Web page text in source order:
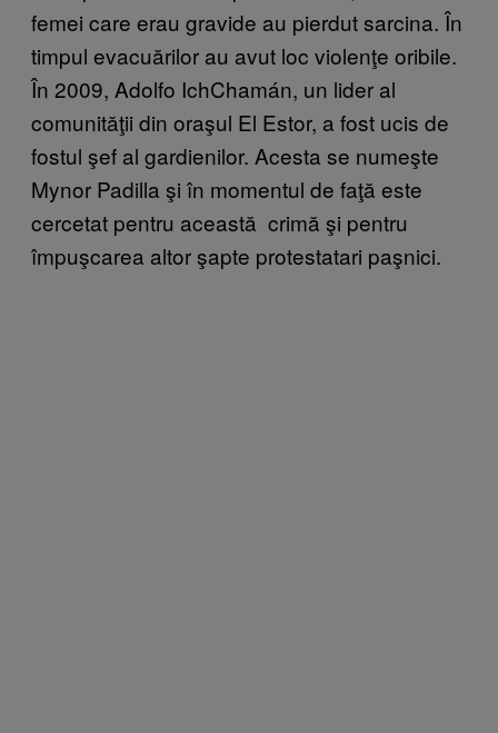
femei care erau gravide au pierdut sarcina. În
timpul evacuărilor au avut loc violenţe oribile.
În 2009, Adolfo IchChamán, un lider al
comunităţii din oraşul El Estor, a fost ucis de
fostul şef al gardienilor. Acesta se numeşte
Mynor Padilla şi în momentul de faţă este
cercetat pentru această crimă şi pentru
împuşcarea altor şapte protestatari paşnici.